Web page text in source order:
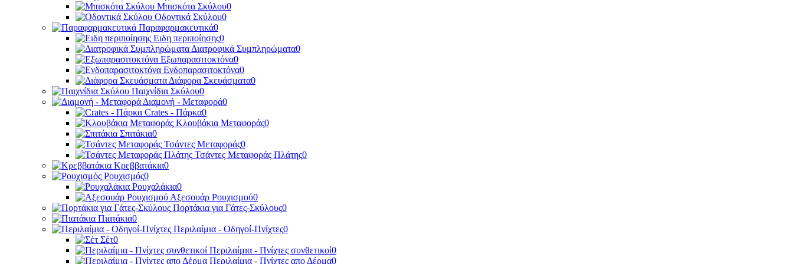
Μπισκότα Σκύλου0
Οδοντικά Σκύλου0
Παραφαρμακευτικά0
Ειδη περιποίησης0
Διατροφικά Συμπληρώματα0
Εξωπαρασιτοκτόνα0
Ενδοπαρασιτοκτόνα0
Διάφορα Σκευάσματα0
Παιχνίδια Σκύλου0
Διαμονή - Μεταφορά0
Crates - Πάρκα0
Κλουβάκια Μεταφοράς0
Σπιτάκια0
Τσάντες Μεταφοράς0
Τσάντες Μεταφοράς Πλάτης0
Κρεββατάκια0
Ρουχισμός0
Ρουχαλάκια0
Αξεσουάρ Ρουχισμού0
Πορτάκια για Γάτες-Σκύλους0
Πιατάκια0
Περιλαίμια - Οδηγοί-Πνίχτες0
Σέτ0
Περιλαίμια - Πνίχτες συνθετικοί0
Περιλαίμια - Πνίχτες απο Δέρμα0